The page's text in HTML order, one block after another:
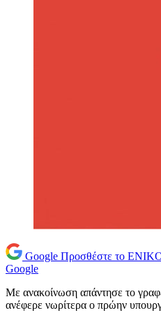
Google Προσθέστε το
Google
Με ανακοίνωση απάντησε το
ανέφερε νωρίτερα ο πρώην